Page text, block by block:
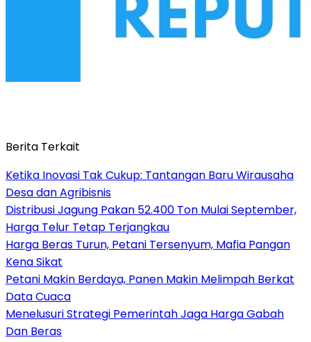
Berita Terkait
Ketika Inovasi Tak Cukup: Tantangan Baru Wirausaha
Desa dan Agribisnis
Distribusi Jagung Pakan 52.400 Ton Mulai September,
Harga Telur Tetap Terjangkau
Harga Beras Turun, Petani Tersenyum, Mafia Pangan
Kena Sikat
Petani Makin Berdaya, Panen Makin Melimpah Berkat
Data Cuaca
Menelusuri Strategi Pemerintah Jaga Harga Gabah
Dan Beras